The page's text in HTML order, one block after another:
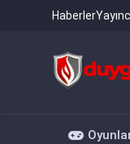
Haberler